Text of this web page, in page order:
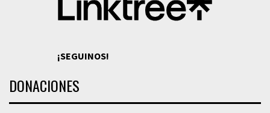
¡SEGUINOS!
DONACIONES